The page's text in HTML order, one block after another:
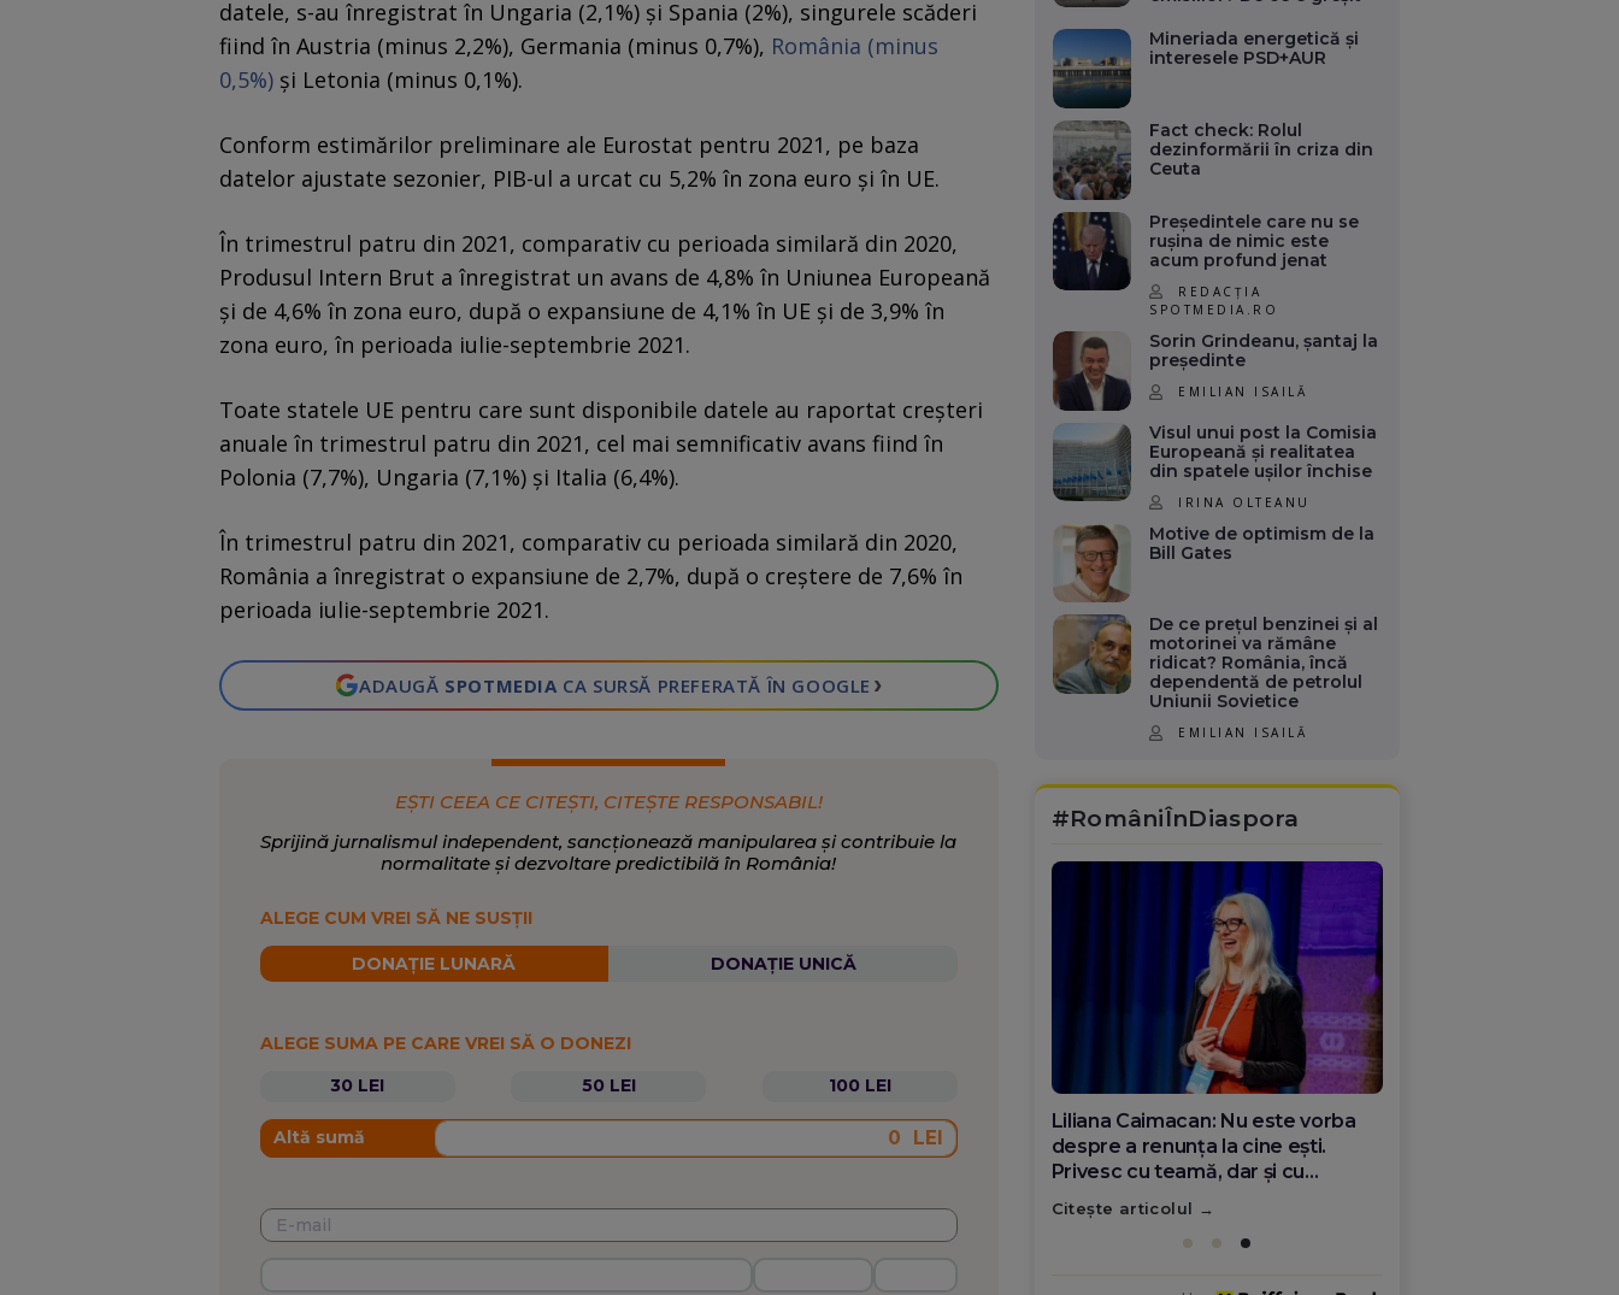
datele, s-au înregistrat în Ungaria (2,1%) şi Spania (2%), singurele scăderi
fiind în Austria (minus 2,2%), Germania (minus 0,7%), România (minus
0,5%) şi Letonia (minus 0,1%).
Conform estimărilor preliminare ale Eurostat pentru 2021, pe baza
datelor ajustate sezonier, PIB-ul a urcat cu 5,2% în zona euro şi în UE.
În trimestrul patru din 2021, comparativ cu perioada similară din 2020,
Produsul Intern Brut a înregistrat un avans de 4,8% în Uniunea Europeană
şi de 4,6% în zona euro, după o expansiune de 4,1% în UE şi de 3,9% în
zona euro, în perioada iulie-septembrie 2021.
Toate statele UE pentru care sunt disponibile datele au raportat creşteri
anuale în trimestrul patru din 2021, cel mai semnificativ avans fiind în
Polonia (7,7%), Ungaria (7,1%) şi Italia (6,4%).
În trimestrul patru din 2021, comparativ cu perioada similară din 2020,
România a înregistrat o expansiune de 2,7%, după o creştere de 7,6% în
perioada iulie-septembrie 2021.
ADAUGĂ SPOTMEDIA CA SURSĂ PREFERATĂ ÎN GOOGLE ›
EȘTI CEEA CE CITEȘTI, CITEȘTE RESPONSABIL!
Sprijină jurnalismul independent, sancționează manipularea și contribuie la
normalitate și dezvoltare predictibilă în România!
ALEGE CUM VREI SĂ NE SUSȚII
DONAȚIE LUNARĂ DONAȚIE UNICĂ
ALEGE SUMA PE CARE VREI SĂ O DONEZI
30 LEI
50 LEI 100 LEI
Altă sumă LEI
Mineriada energetică și
interesele PSD+AUR
Fact check: Rolul
dezinformării în criza din
Ceuta
Președintele care nu se
rușina de nimic este
acum profund jenat
REDACȚIA
SPOTMEDIA.RO
Sorin Grindeanu, șantaj la
președinte
EMILIAN ISAILĂ
Visul unui post la Comisia
Europeană și realitatea
din spatele ușilor închise
IRINA OLTEANU
Motive de optimism de la
Bill Gates
De ce prețul benzinei și al
motorinei va rămâne
ridicat? România, încă
dependentă de petrolul
Uniunii Sovietice
EMILIAN ISAILĂ
#RomâniÎnDiaspora
Diana Olar, românca de la Google
care demonstrează că diaspora
poate schimba România
Citește articolul